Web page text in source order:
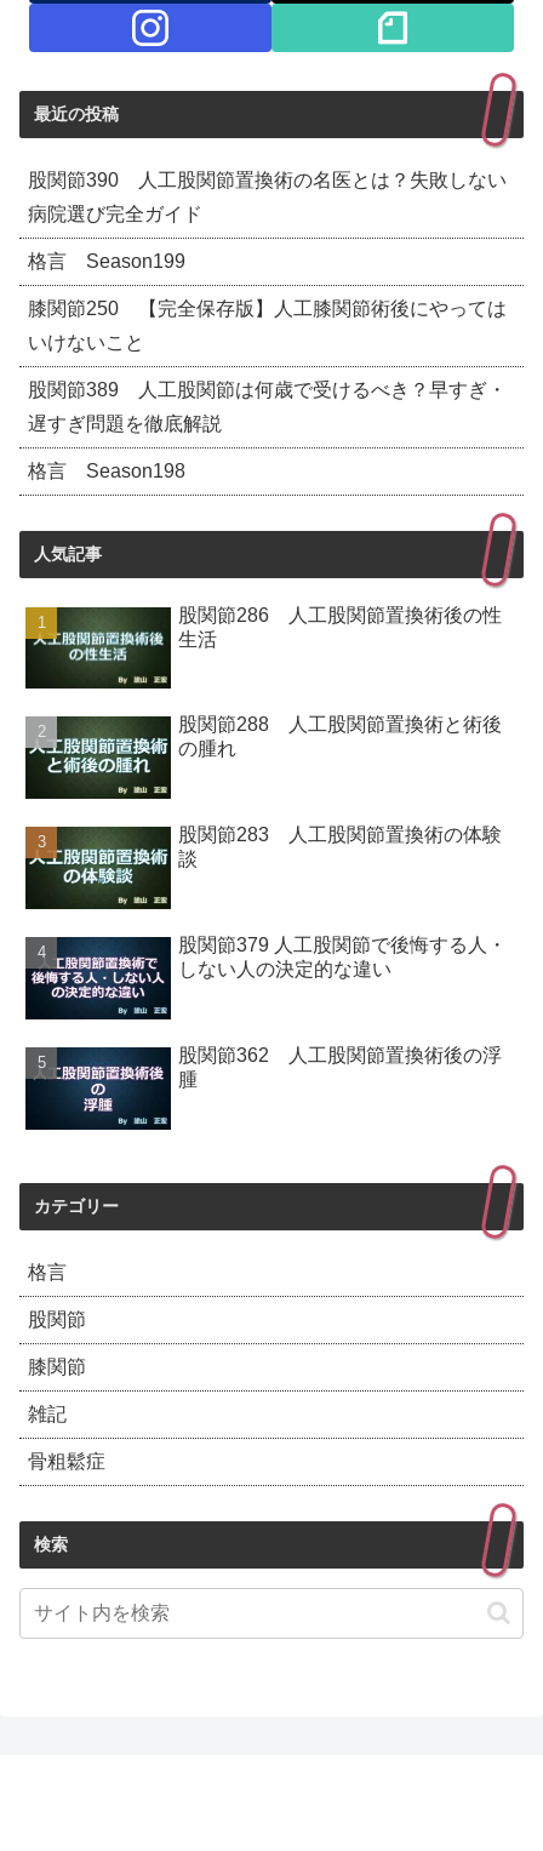
最近の投稿
股関節390 人工股関節置換術の名医とは？失敗しない
病院選び完全ガイド
格言 Season199
膝関節250 【完全保存版】人工膝関節術後にやっては
いけないこと
股関節389 人工股関節は何歳で受けるべき？早すぎ・
遅すぎ問題を徹底解説
格言 Season198
人気記事
股関節286 人工股関節置換術後の性
生活
股関節288 人工股関節置換術と術後
の腫れ
股関節283 人工股関節置換術の体験
談
股関節379 人工股関節で後悔する人・
しない人の決定的な違い
股関節362 人工股関節置換術後の浮
腫
カテゴリー
格言
股関節
膝関節
雑記
骨粗鬆症
検索